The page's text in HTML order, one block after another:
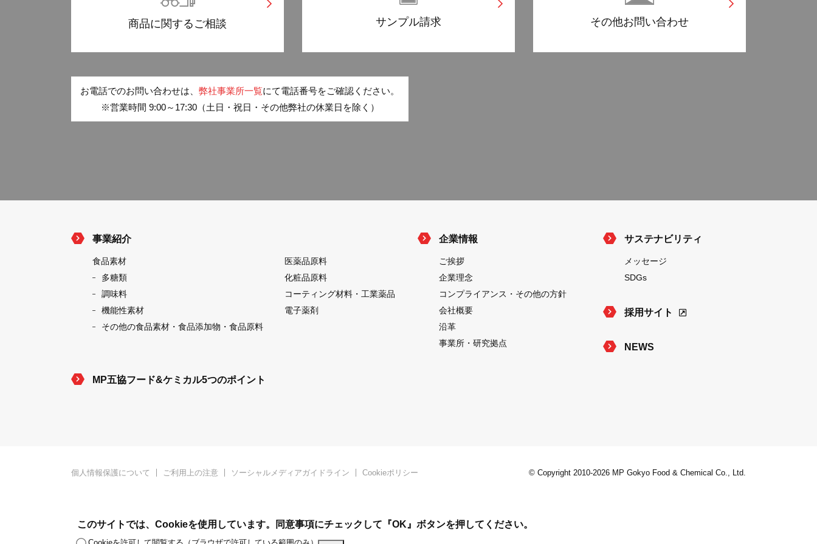
商品に関する ご相談 サンプル請求 その他お問い合わせ
お電話でのお問い合わせは、 弊社事業所一覧にて電話番号をご確認ください。
※営業時間 9:00～17:30（土日・祝日・その他弊社の休業日を除く）
事業紹介
食品素材
多糖類
調味料
機能性素材
その他の食品素材・食品添加物・食品原料
医薬品原料
化粧品原料
コーティング材料・工業薬品
電子薬剤
MP五協フード&ケミカル5つのポイント
企業情報
ご挨拶
企業理念
コンプライアンス・ その他の方針
会社概要
沿革
事業所・研究拠点
サステナビリティ
メッセージ
SDGs
採用サイト
NEWS
個人情報保護について ご利用上の注意 ソーシャルメディアガイドライン Cookieポリシー © Copyright 2010-2026 MP Gokyo Food & Chemical Co., Ltd.
このサイトでは、Cookieを使用しています。同意事項にチェックして 『OK』ボタンを押してください。